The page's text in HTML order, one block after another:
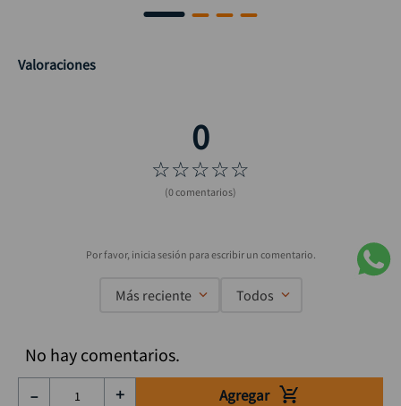
＋
－ Agregar
Valoraciones
☆☆☆☆☆
(0 comentarios)
Más reciente Todos
No hay comentarios.